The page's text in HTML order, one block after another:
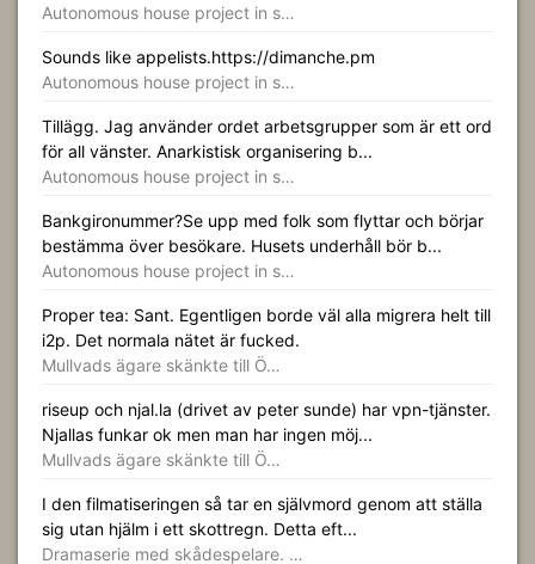
Autonomous house project in s…
Sounds like appelists.https://dimanche.pm
Autonomous house project in s…
Tillägg. Jag använder ordet arbetsgrupper som är ett ord
för all vänster. Anarkistisk organisering b...
Autonomous house project in s…
Bankgironummer?Se upp med folk som flyttar och börjar
bestämma över besökare. Husets underhåll bör b...
Autonomous house project in s…
Proper tea: Sant. Egentligen borde väl alla migrera helt till
i2p. Det normala nätet är fucked.
Mullvads ägare skänkte till Ö…
riseup och njal.la (drivet av peter sunde) har vpn-tjänster.
Njallas funkar ok men man har ingen möj...
Mullvads ägare skänkte till Ö…
I den filmatiseringen så tar en självmord genom att ställa
sig utan hjälm i ett skottregn. Detta eft...
Dramaserie med skådespelare. …